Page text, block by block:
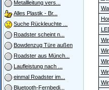
Metallleitung vers...
Alles Plastik - Br...
Suche Rückleuchte ...
Roadster scheint n...
Bowdenzug Türe außen
Roadster aus Münch...
Laufleistung nach ...
einmal Roadster im...
Bluetooth-Fernbedi...